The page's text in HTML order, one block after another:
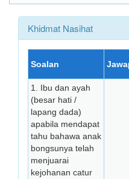
Khidmat Nasihat
Soalan
1. Ibu dan ayah
(besar hati /
lapang dada)
apabila mendapat
tahu bahawa anak
bongsunya telah
menjuarai
kejohanan catur